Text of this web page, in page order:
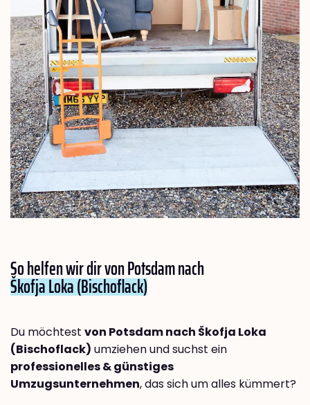
So helfen wir dir von Potsdam nach
Škofja Loka (Bischoflack)
Du möchtest von Potsdam nach Škofja Loka
(Bischoflack) umziehen und suchst ein
professionelles & günstiges
Umzugsunternehmen, das sich um alles kümmert?